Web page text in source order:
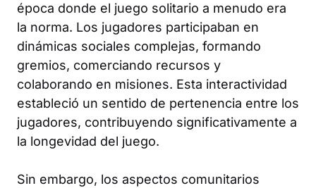
época donde el juego solitario a menudo era
la norma. Los jugadores participaban en
dinámicas sociales complejas, formando
gremios, comerciando recursos y
colaborando en misiones. Esta interactividad
estableció un sentido de pertenencia entre los
jugadores, contribuyendo significativamente a
la longevidad del juego.
Sin embargo, los aspectos comunitarios